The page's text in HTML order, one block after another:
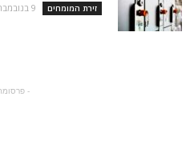
זירת המומחים 9 בנובמבר 2025
-